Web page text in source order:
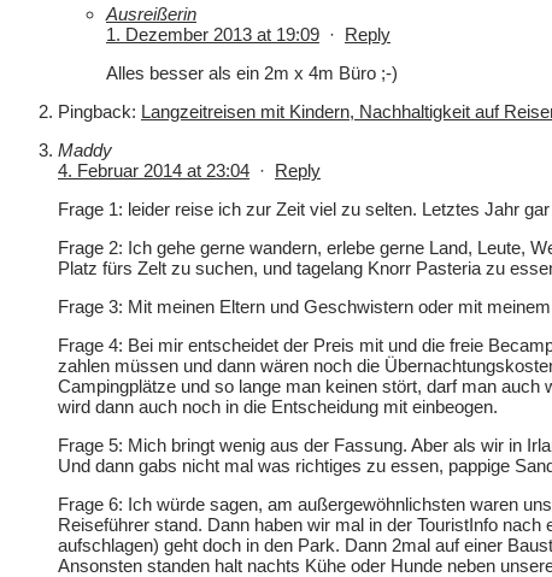
Ausreißerin
1. Dezember 2013 at 19:09 · Reply
Alles besser als ein 2m x 4m Büro ;-)
Pingback: Langzeitreisen mit Kindern, Nachhaltigkeit auf
Maddy
4. Februar 2014 at 23:04 · Reply
Frage 1: leider reise ich zur Zeit viel zu selten. Letztes Jahr
Frage 2: Ich gehe gerne wandern, erlebe gerne Land, Leute,
Platz fürs Zelt zu suchen, und tagelang Knorr Pasteria zu
Frage 3: Mit meinen Eltern und Geschwistern oder mit
Frage 4: Bei mir entscheidet der Preis mit und die freie
zahlen müssen und dann wären noch die
Campingplätze und so lange man keinen stört, darf man
wird dann auch noch in die Entscheidung mit einbeogen.
Frage 5: Mich bringt wenig aus der Fassung. Aber als wir in
Und dann gabs nicht mal was richtiges zu essen, pappige
Frage 6: Ich würde sagen, am außergewöhnlichsten waren
Reiseführer stand. Dann haben wir mal in der TouristInfo
aufschlagen) geht doch in den Park. Dann 2mal auf einer
Ansonsten standen halt nachts Kühe oder Hunde neben